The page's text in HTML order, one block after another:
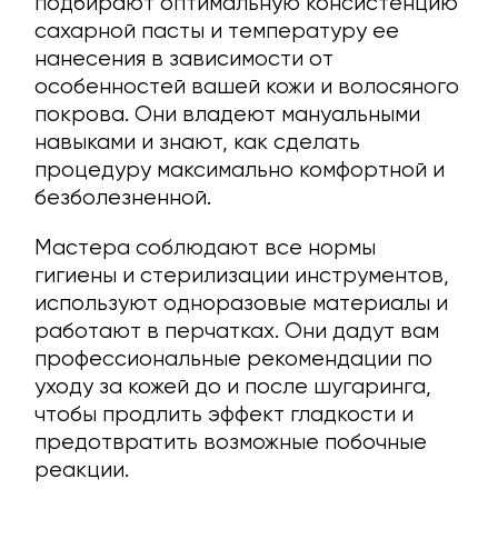
сахарной пасты и температуру ее
нанесения в зависимости от
особенностей вашей кожи и волосяного
покрова. Они владеют мануальными
навыками и знают, как сделать
процедуру максимально комфортной и
безболезненной.
Мастера соблюдают все нормы
гигиены и стерилизации инструментов,
используют одноразовые материалы и
работают в перчатках. Они дадут вам
профессиональные рекомендации по
уходу за кожей до и после шугаринга,
чтобы продлить эффект гладкости и
предотвратить возможные побочные
реакции.